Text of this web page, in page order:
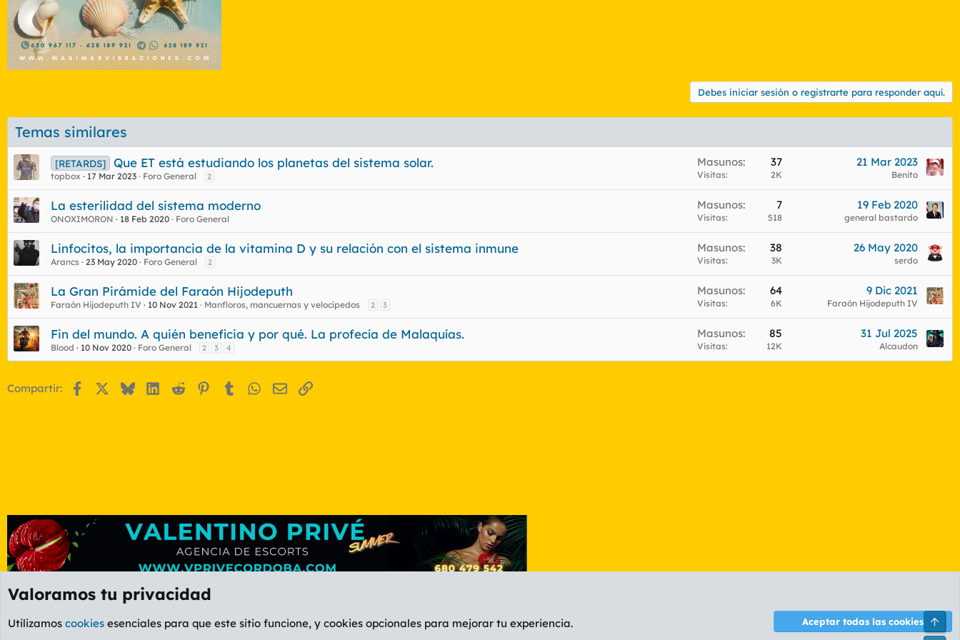
Debes iniciar sesión o registrarte para responder aquí.
Temas similares
[RETARDS] Que ET está estudiando los planetas del sistema solar.
topbox 17 Mar 2023 Foro General 2
Masunos 37
Visitas 2K
21 Mar 2023
Benito
La esterilidad del sistema moderno
ONOXIMORON 18 Feb 2020 Foro General
Masunos 7
Visitas 518
19 Feb 2020
general bastardo
Linfocitos, la importancia de la vitamina D y su relación con el sistema inmune
Arancs 23 May 2020 Foro General 2
Masunos 38
Visitas 3K
26 May 2020
serdo
La Gran Pirámide del Faraón Hijodeputh
Faraón Hijodeputh IV 10 Nov 2021 Manfloros, mancuernas y velocípedos 2 3
Masunos 64
Visitas 6K
9 Dic 2021
Faraón Hijodeputh IV
Fin del mundo. A quién beneficia y por qué. La profecía de Malaquías.
Blood 10 Nov 2020 Foro General 2 3 4
Masunos 85
Visitas 12K
31 Jul 2025
Alcaudon
Compartir: FacebookBlueskyLinkedIn
Reddit Pinterest
Tumblr WhatsApp
EmailEnlace
Foro Informática y Videojuegos
Valoramos tu privacidad
Utilizamos cookies esenciales para que este sitio funcione, y cookies opcionales para mejorar tu experiencia. Aceptar todas las cookies